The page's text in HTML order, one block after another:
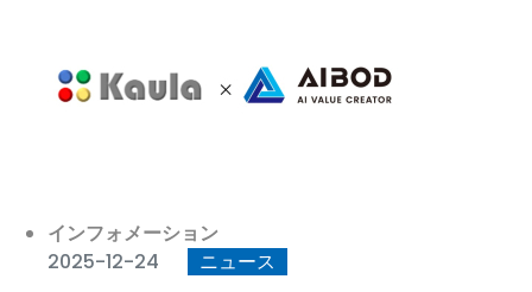
インフォメーション
2025-12-24
ニュース